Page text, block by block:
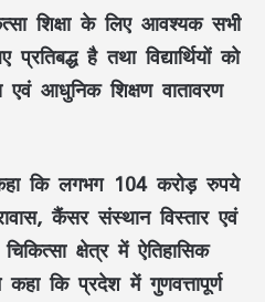
शिक्षाके लिए आवश्यक सभी
है तथा विद्यार्थियों को
एवं आधुनिक शिक्षण वातावरण
कि लगभग 104 करोड़ रुपये
,कैंसर संस्थान विस्तारएवं
क्षेत्र में ऐतिहासिक
कहा कि प्रदेश मेंगुणवत्तापूर्ण